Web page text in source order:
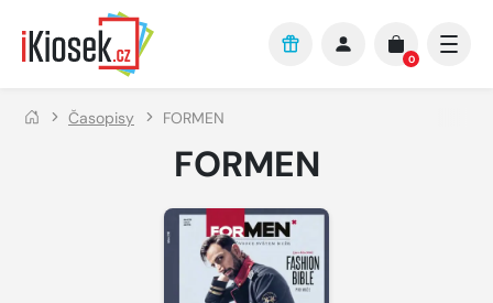
Přejít na hlavní obsah
0
Časopisy FORMEN
FORMEN